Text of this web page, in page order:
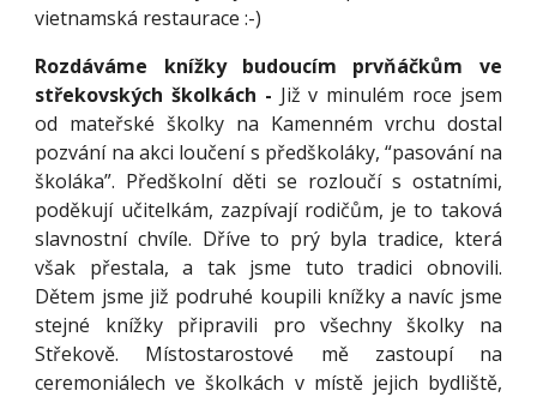
vietnamská restaurace :-)
Rozdáváme knížky budoucím prvňáčkům ve
střekovských školkách - Již v minulém roce jsem
od mateřské školky na Kamenném vrchu dostal
pozvání na akci loučení s předškoláky, “pasování na
školáka”. Předškolní děti se rozloučí s ostatními,
poděkují učitelkám, zazpívají rodičům, je to taková
slavnostní chvíle. Dříve to prý byla tradice, která
však přestala, a tak jsme tuto tradici obnovili.
Dětem jsme již podruhé koupili knížky a navíc jsme
stejné knížky připravili pro všechny školky na
Střekově. Místostarostové mě zastoupí na
ceremoniálech ve školkách v místě jejich bydliště,